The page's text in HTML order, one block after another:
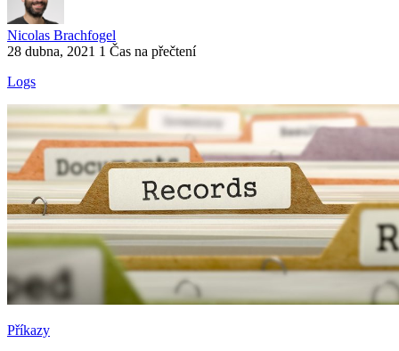
Nicolas Brachfogel
28 dubna, 2021 1 Čas na přečtení
Logs
Příkazy